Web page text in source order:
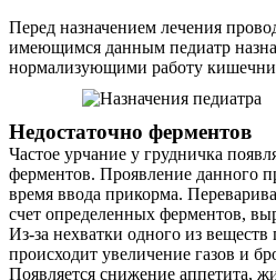
Перед назначением лечения
имеющимся данным педиатр
нормализующими работу
Недостаточно ферментов
Частое урчание у грудничка
ферментов. Проявление данного
время ввода прикорма.
счет определенных ферментов,
Из-за нехватки одного из веществ
происходит увеличение газов и
Появляется снижение аппетита,